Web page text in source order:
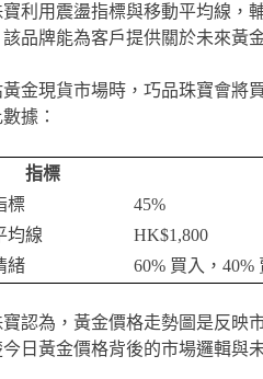
利用震盪指標與移動平均線，
品牌能為客戶提供關於未來黃
金現貨市場時，巧品珠寶會將
據：
指標
標
45%
均線
HK$1,800
緒
60% 買入，40%
認為，黃金價格走勢圖是反映
今日黃金價格背後的市場邏輯與